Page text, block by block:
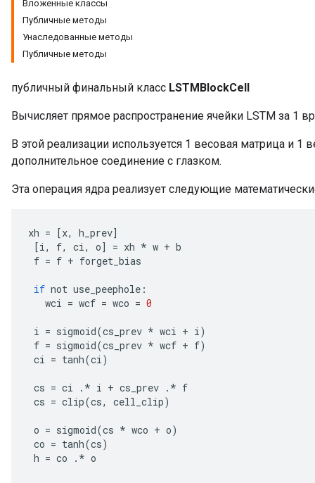
Вложенные классы
Публичные методы
Унаследованные методы
Публичные методы
публичный финальный класс LSTMBlockCell
Вычисляет прямое распространение ячейки LSTM за 1
В этой реализации используется 1 весовая матрица и 1
дополнительное соединение с глазком.
Эта операция ядра реализует следующие
xh = [x, h_prev]
[i, f, ci, o] = xh * w + b
f = f + forget_bias
if not use_peephole :
wci = wcf = wco = 0
i = sigmoid(cs_prev * wci + i)
f = sigmoid(cs_prev * wcf + f)
ci = tanh(ci)
cs = ci . * i + cs_prev . * f
cs = clip(cs, cell_clip)
o = sigmoid(cs * wco + o)
co = tanh(cs)
h = co . * o